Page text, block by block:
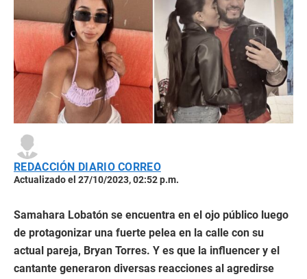
REDACCIÓN DIARIO CORREO
Actualizado el 27/10/2023, 02:52 p.m.
Samahara Lobatón se encuentra en el ojo público luego
de protagonizar una fuerte pelea en la calle con su
actual pareja, Bryan Torres. Y es que la influencer y el
cantante generaron diversas reacciones al agredirse